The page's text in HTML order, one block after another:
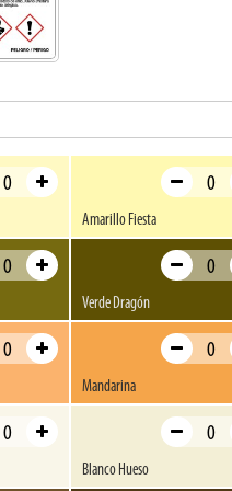
Amarillo Fiesta
Verde Dragón
Mandarina
Blanco Hueso